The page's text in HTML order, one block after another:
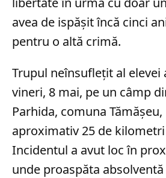
avea de ispășit încă cinci
pentru o altă crimă.
Trupul neînsuflețit al
vineri, 8 mai, pe un câmp
Parhida, comuna
aproximativ 25 de
Incidentul a avut loc în
unde proaspăta